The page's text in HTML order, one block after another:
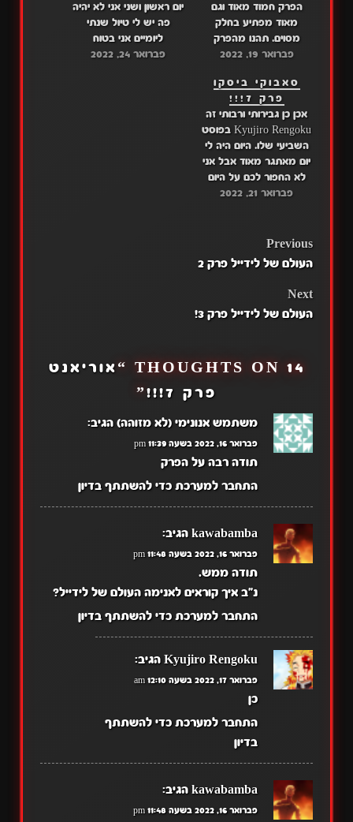
הפרק חמוד מאוד וגם
מאוד מפתיע בחלק
מסוים. תהנו מהפרק
וצפייה מהנה!! דרייב: פרק
לשרת הכי טוב של
האנימה, שם אנחנו גם
מודיעים על פרקים, קישור
לדיסקורד: https://discord.gg/CAh4XmvPue
פברואר 19, 2022
יום ראשון ושני אני לא יהיה
פה יש לי טיול שנתי
ליומיים אני בטוח
שתתגעגעו אליי מאוד
פברואר 24, 2022
סאבוקי ביסקו
פרק 7!!!
אכן כן גבירותי ורבותי זה
Kyujiro Rengoku בפוסט
השביעי שלו. היום היה לי
יום מאתגר מאוד אבל אני
לא החפור לכם על היום
המשעמם שלי מפני
מאוד) אז לכל האנשים
שחושבים איפה רקי אז
מצטער לבשר רקי ישן. אז
הוא הפקיד את…
פברואר 21, 2022
POST
Previous
העולם של לידייל פרק 2
Next
העולם של לידייל פרק 3!
14 THOUGHTS ON “
אוריאנט
פרק 7!!!
”
משתמש אנונימי (לא מזוהה) הגיב:
פברואר 16, 2022 בשעה 11:39 pm
תודה רבה על הפרק
התחבר למערכת כדי להשתתף בדיון
kawabamba הגיב:
פברואר 16, 2022 בשעה 11:48 pm
תודה ממש.
נ"ב איך קוראים לאנימה העולם של לידייל?
התחבר למערכת כדי להשתתף בדיון
Kyujiro Rengoku הגיב:
פברואר 17, 2022 בשעה 12:10 am
כן
התחבר למערכת כדי להשתתף
בדיון
kawabamba הגיב:
פברואר 16, 2022 בשעה 11:48 pm